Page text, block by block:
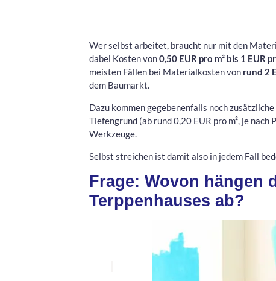
Wer selbst arbeitet, braucht nur mit den
dabei Kosten von0,50 EUR pro m² bis 1 EUR
meisten Fällen bei Materialkosten von rund 2
dem Baumarkt.
Dazu kommen gegebenenfalls noch
Tiefengrund (ab rund 0,20 EUR pro m², je
Werkzeuge.
Selbst streichen ist damit also in jedem Fall
Frage: Wovon hängen
Terppenhauses ab?